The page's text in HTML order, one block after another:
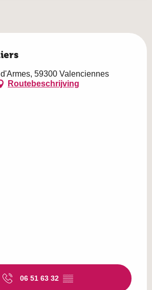
59300 Valenciennes
Routebeschrijving
06 51 63 32 ▒▒